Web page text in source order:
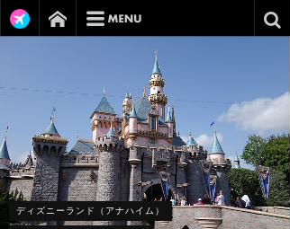
ディズニーランド（アナハイム）